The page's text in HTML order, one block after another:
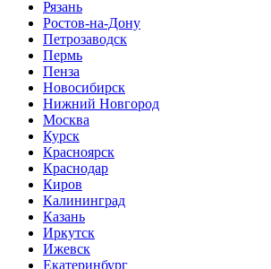
Рязань
Ростов-на-Дону
Петрозаводск
Пермь
Пенза
Новосибирск
Нижний Новгород
Москва
Курск
Красноярск
Краснодар
Киров
Калининград
Казань
Иркутск
Ижевск
Екатеринбург